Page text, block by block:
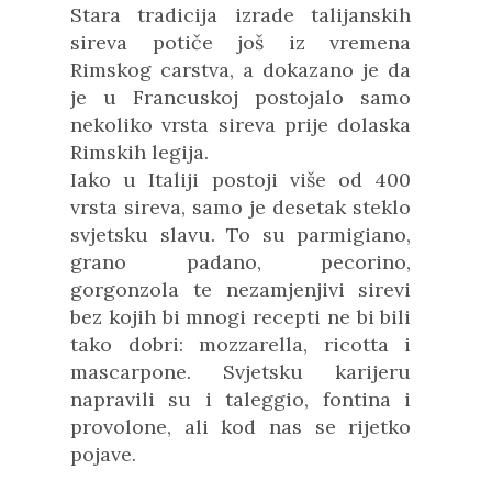
Stara tradicija izrade talijanskih
sireva potiče još iz vremena
Rimskog carstva, a dokazano je da
je u Francuskoj postojalo samo
nekoliko vrsta sireva prije dolaska
Rimskih legija.
Iako u Italiji postoji više od 400
vrsta sireva, samo je desetak steklo
svjetsku slavu. To su parmigiano,
grano padano, pecorino,
gorgonzola te nezamjenjivi sirevi
bez kojih bi mnogi recepti ne bi bili
tako dobri: mozzarella, ricotta i
mascarpone. Svjetsku karijeru
napravili su i taleggio, fontina i
provolone, ali kod nas se rijetko
pojave.